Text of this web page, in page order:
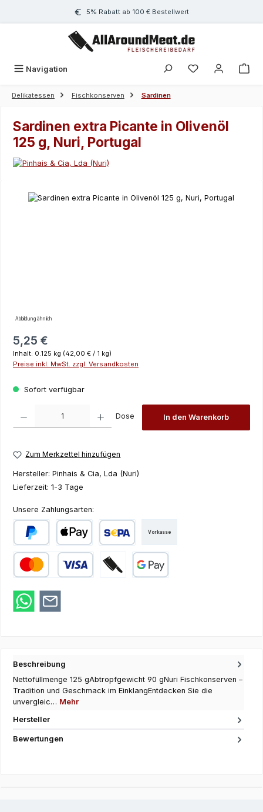
Zum Hauptinhalt springen5% Rabatt ab 100 € Bestellwert
Navigation
Delikatessen Fischkonserven Sardinen
Sardinen extra Picante in Olivenöl
125 g, Nuri, Portugal
Bildergalerie überspringen
Abbildung ähnlich
Regulärer Preis:
5,25 €
Inhalt: 0.125 kg (42,00 € / 1 kg)
Preise inkl. MwSt. zzgl. Versandkosten
Sofort verfügbar
Dose In den Warenkorb
Zum Merkzettel hinzufügen
Hersteller: Pinhais & Cia, Lda (Nuri)
Lieferzeit: 1-3 Tage
Unsere Zahlungsarten:
PayPal Apple Pay SEPA Lastschrift
Vorkasse
Beschreibung
Nettofüllmenge 125 gAbtropfgewicht 90 gNuri Fischkonserven –
Tradition und Geschmack im EinklangEntdecken Sie die
unvergleic… Mehr
Hersteller
Bewertungen